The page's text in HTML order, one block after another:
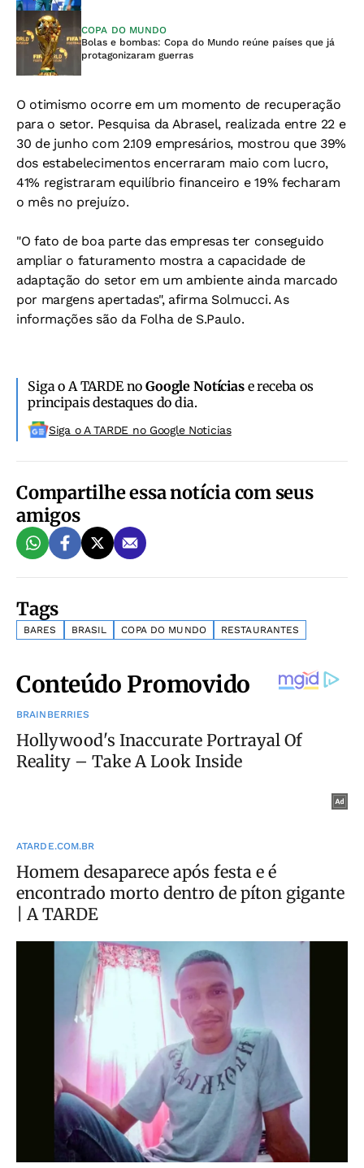
COPA DO MUNDO
Bolas e bombas: Copa do Mundo reúne países que já
protagonizaram guerras
O otimismo ocorre em um momento de recuperação
para o setor. Pesquisa da Abrasel, realizada entre 22 e
30 de junho com 2.109 empresários, mostrou que 39%
dos estabelecimentos encerraram maio com lucro,
41% registraram equilíbrio financeiro e 19% fecharam
o mês no prejuízo.
"O fato de boa parte das empresas ter conseguido
ampliar o faturamento mostra a capacidade de
adaptação do setor em um ambiente ainda marcado
por margens apertadas", afirma Solmucci. As
informações são da Folha de S.Paulo.
Siga o A TARDE noGoogle Notíciase receba os
principais destaques do dia.
Siga o A TARDE no Google Noticias
Compartilhe essa notícia com seus
amigos
Tags
BARES BRASIL COPA DO MUNDO RESTAURANTES